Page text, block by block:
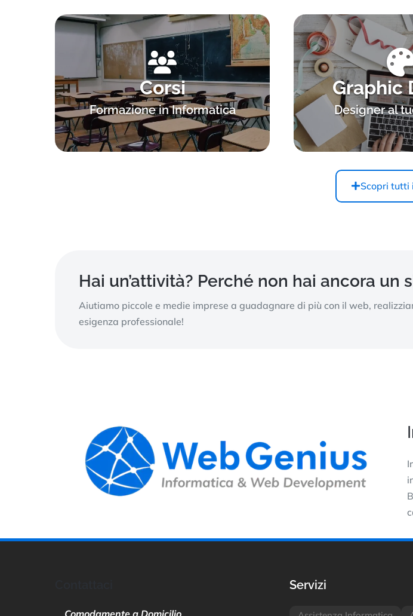
Corsi
Formazione in Informatica
Graphic
Designer al
Scopri tutti
Hai un’attività? Perché non hai ancora un
Aiutiamo piccole e medie imprese a guadagnare di più con il web,
esigenza professionale!
Comodamente a Domicilio
Servizi